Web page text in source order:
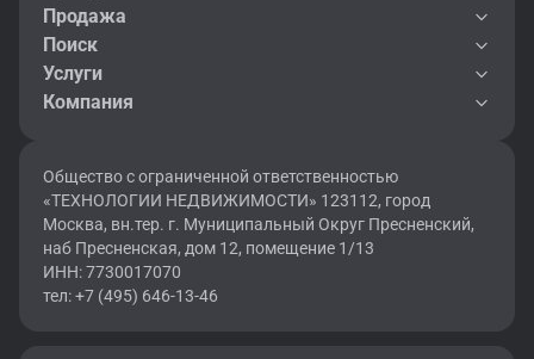
Продажа
Поиск
Услуги
Компания
Общество с ограниченной ответственностью
«ТЕХНОЛОГИИ НЕДВИЖИМОСТИ» 123112, город
Москва, вн.тер. г. Муниципальный Округ Пресненский,
наб Пресненская, дом 12, помещение 1/13
ИНН: 7730017070
тел: +7 (495) 646-13-46